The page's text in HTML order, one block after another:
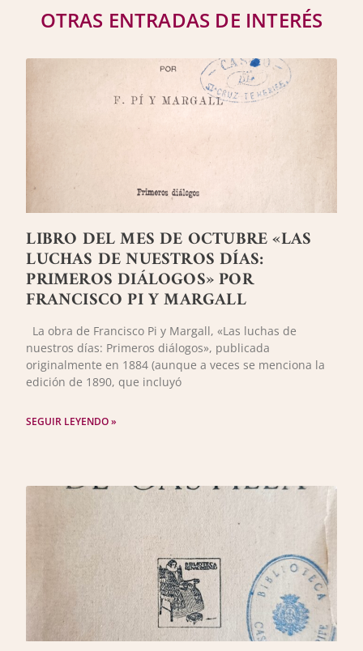
OTRAS ENTRADAS DE INTERÉS
LIBRO DEL MES DE OCTUBRE «LAS
LUCHAS DE NUESTROS DÍAS:
PRIMEROS DIÁLOGOS» POR
FRANCISCO PI Y MARGALL
La obra de Francisco Pi y Margall, «Las luchas de
nuestros días: Primeros diálogos», publicada
originalmente en 1884 (aunque a veces se menciona la
edición de 1890, que incluyó
SEGUIR LEYENDO »